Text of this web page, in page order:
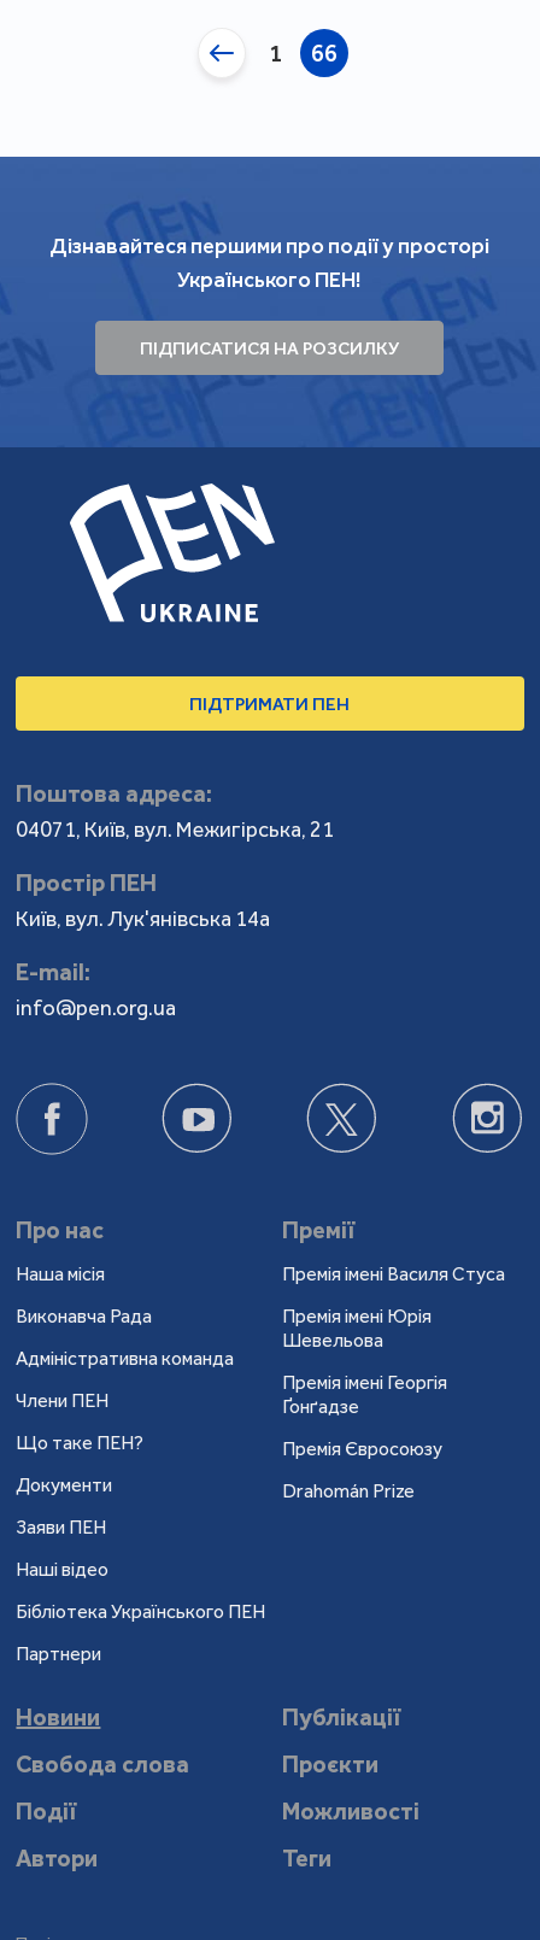
1 66
Дізнавайтеся першими про події у просторі
Українського ПЕН!
ПІДПИСАТИСЯ НА РОЗСИЛКУ
ПІДТРИМАТИ ПЕН
Поштова адреса:
04071, Київ, вул. Межигірська, 21
Простір ПЕН
Київ, вул. Лук'янівська 14а
Е-mail:
info@pen.org.ua
Про нас
Наша місія
Виконавча Рада
Адміністративна команда
Члени ПЕН
Що таке ПЕН?
Документи
Заяви ПЕН
Наші відео
Бібліотека Українського ПЕН
Партнери
Премії
Премія імені Василя Стуса
Премія імені Юрія
Шевельова
Премія імені Георгія
Ґонґадзе
Премія Євросоюзу
Drahomán Prize
Новини
Публікації
Свобода слова
Проєкти
Події
Можливості
Автори
Теги